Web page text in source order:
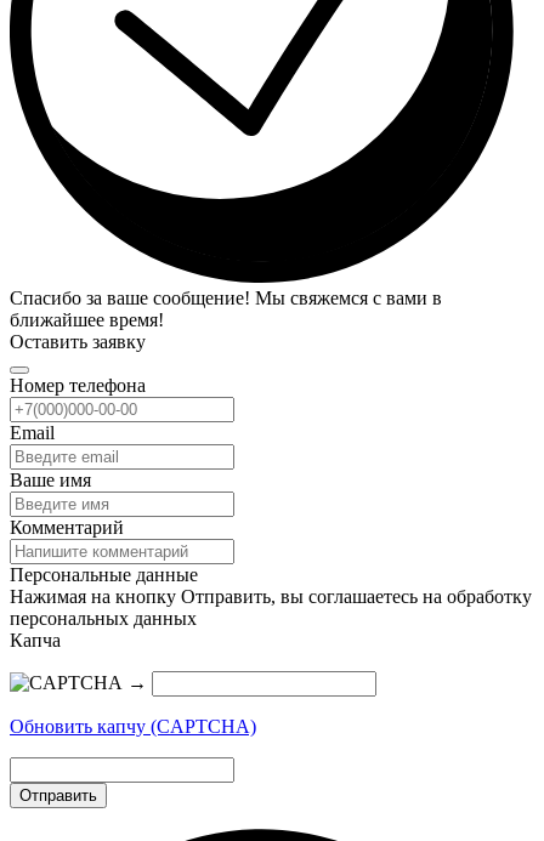
Спасибо за ваше сообщение! Мы свяжемся с вами в
ближайшее время!
Оставить заявку
Номер телефона
Email
Ваше имя
Комментарий
Персональные данные
Нажимая на кнопку Отправить, вы соглашаетесь на обработку
персональных данных
Капча
→
Обновить капчу (CAPTCHA)
Отправить